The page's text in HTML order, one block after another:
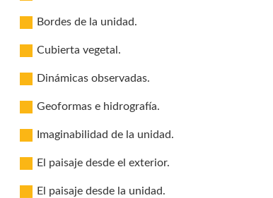
Bordes de la unidad.
Cubierta vegetal.
Dinámicas observadas.
Geoformas e hidrografía.
Imaginabilidad de la unidad.
El paisaje desde el exterior.
El paisaje desde la unidad.